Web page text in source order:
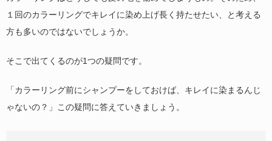
１回のカラーリングでキレイに染め上げ長く持たせたい、と考える
方も多いのではないでしょうか。
そこで出てくるのが1つの疑問です。
「カラーリング前にシャンプーをしておけば、キレイに染まるんじ
ゃないの？」この疑問に答えていきましょう。